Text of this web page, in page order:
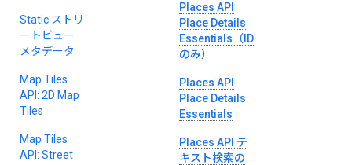
Static ストリ
ートビュー
メタデータ
Map Tiles
API: 2D Map
Tiles
Map Tiles
API: Street
Places API
Place Details
Essentials（ID
のみ）
Places API
Place Details
Essentials
Places API テ
キスト検索の